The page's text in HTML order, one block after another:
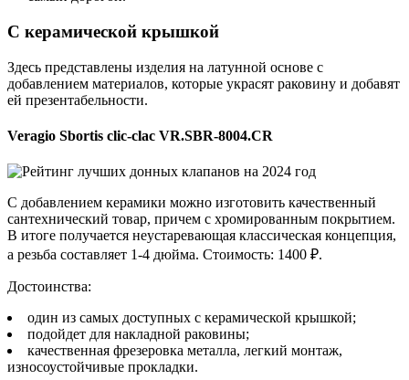
С керамической крышкой
Здесь представлены изделия на латунной основе с
добавлением материалов, которые украсят раковину и добавят
ей презентабельности.
Veragio Sbortis clic-clac VR.SBR-8004.CR
С добавлением керамики можно изготовить качественный
сантехнический товар, причем с хромированным покрытием.
В итоге получается неустаревающая классическая концепция,
а резьба составляет 1-4 дюйма. Стоимость: 1400 ₽.
Достоинства:
один из самых доступных с керамической крышкой;
подойдет для накладной раковины;
качественная фрезеровка металла, легкий монтаж,
износоустойчивые прокладки.